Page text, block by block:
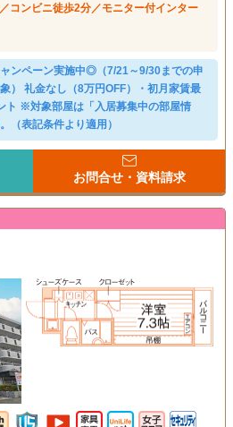
コンビニ徒歩2分／モニター付インター
ンペーン実施中◎（7/21～9/30までの申
） 礼金なし（8万円OFF）・初月家賃最
ト ※対象部屋は「入居募集中の部屋情
（表記条件より適用）
お問合せ・資料請求